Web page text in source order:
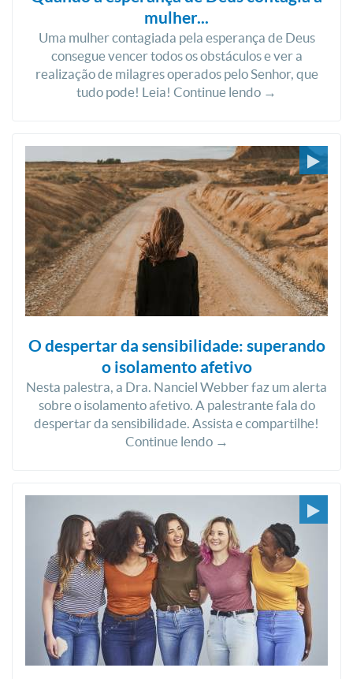
mulher...
Uma mulher contagiada pela esperança de Deus
consegue vencer todos os obstáculos e ver a
realização de milagres operados pelo Senhor, que
tudo pode! Leia! Continue lendo →
O despertar da sensibilidade: superando
o isolamento afetivo
Nesta palestra, a Dra. Nanciel Webber faz um alerta
sobre o isolamento afetivo. A palestrante fala do
despertar da sensibilidade. Assista e compartilhe!
Continue lendo →